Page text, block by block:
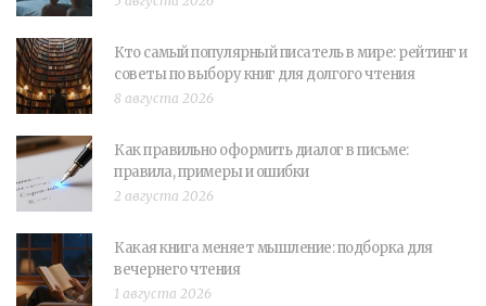
Кто самый популярный писатель в мире: рейтинг и
советы по выбору книг для долгого чтения
8 августа 2026
Как правильно оформить диалог в письме:
правила, примеры и ошибки
2 августа 2026
Какая книга меняет мышление: подборка для
вечернего чтения
1 августа 2026